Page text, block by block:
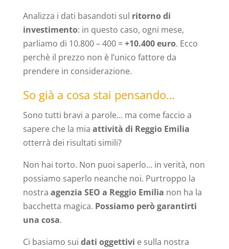
Analizza i dati basandoti sul ritorno di
investimento: in questo caso, ogni mese,
parliamo di 10.800 – 400 =+10.400 euro. Ecco
perchè il prezzo non è l’unico fattore da
prendere in considerazione.
So già a cosa stai pensando…
Sono tutti bravi a parole… ma come faccio a
sapere che la mia attività di Reggio Emilia
otterrà dei risultati simili?
Non hai torto. Non puoi saperlo… in verità, non
possiamo saperlo neanche noi. Purtroppo la
nostra agenzia SEO a Reggio Emilia non ha la
bacchetta magica. Possiamo però garantirti
una cosa.
Ci basiamo sui dati oggettivi e sulla nostra